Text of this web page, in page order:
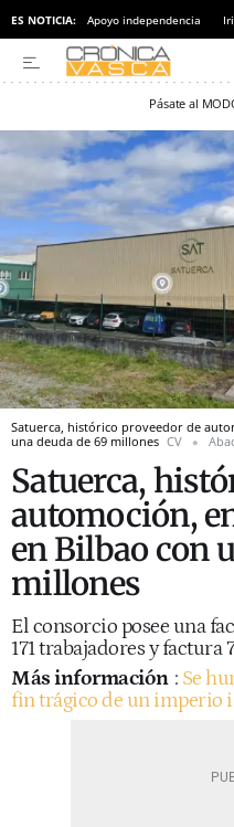
ES NOTICIA: Apoyo independencia
Pásate al
Satuerca, histórico proveedor de
una deuda de 69 millones CV
Satuerca,
automoción,
en Bilbao con
millones
El consorcio posee una
171 trabajadores y factura
Más información : Se
fin trágico de un imperio